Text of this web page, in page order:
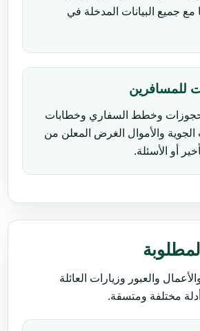
مع جميع البيانات المدخلة في
للمسافرين
وخطط السفاري وخطابات
الجوية والأموال الغرض المعلن من
أو الأسئلة.
والعبور وزيارات العائلة
مختلفة ومتسقة.